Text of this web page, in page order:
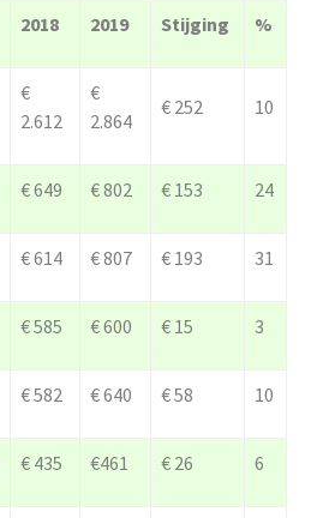
2018 2019 Stijging %
€
2.612
€
2.864
€ 252 10
€ 649 € 802 € 153 24
€ 614 € 807 € 193 31
€ 585 € 600 € 15 3
€ 582 € 640 € 58 10
€ 435 €461 € 26 6